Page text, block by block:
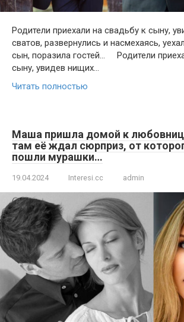
Родители приехали на свадьбу к сыну,
сватов, развернулись и насмехаясь,
сын, поразила гостей… Родители
сыну, увидев нищих…
Читать полностью
Маша пришла домой к
там её ждал сюрприз, от
пошли мурашки…
19.04.2024 Interesi.cc admin